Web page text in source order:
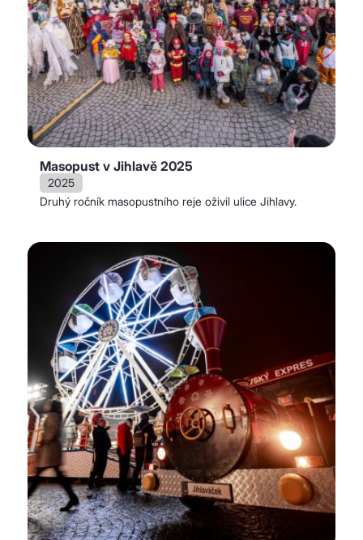
Masopust v Jihlavě 2025
2025
Druhý ročník masopustního reje oživil ulice Jihlavy.